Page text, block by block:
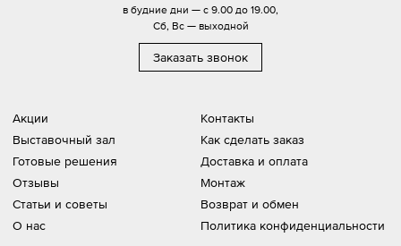
Акции
Выставочный зал
Готовые решения
Отзывы
Статьи и советы
О нас
Контакты
Как сделать заказ
Доставка и оплата
Монтаж
Возврат и обмен
Политика конфиденциальности
в будние дни — с 9.00 до 19.00,
Сб, Вс — выходной
Заказать звонок